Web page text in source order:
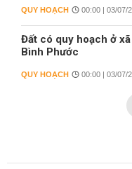
QUY HOẠCH 00:00 | 03/07/
Đất có quy hoạch ở
Bình Phước
QUY HOẠCH 00:00 | 03/07/